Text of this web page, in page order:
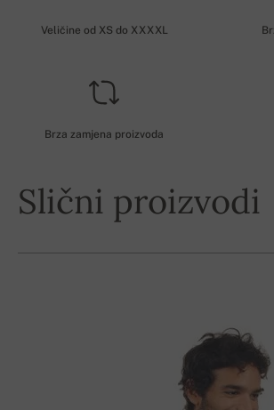
Veličine od XS do XXXXL
Brza zamjena proizvoda
Slični proizvodi